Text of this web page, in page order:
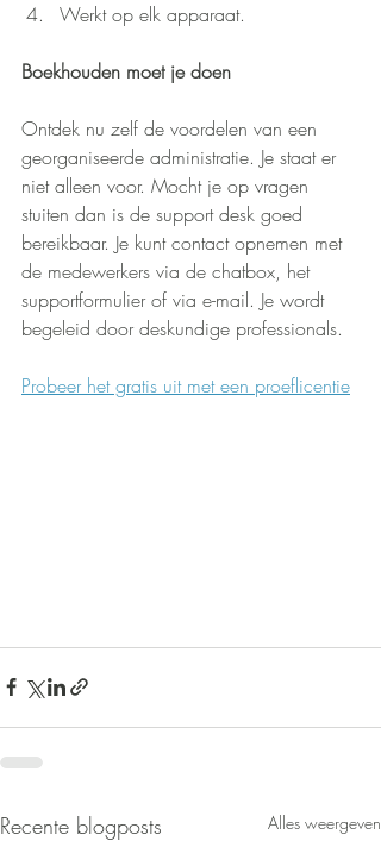
Werkt op elk apparaat.
Boekhouden moet je doen
Ontdek nu zelf de voordelen van een
georganiseerde administratie. Je staat er
niet alleen voor. Mocht je op vragen
stuiten dan is de support desk goed
bereikbaar. Je kunt contact opnemen met
de medewerkers via de chatbox, het
supportformulier of via e-mail. Je wordt
begeleid door deskundige professionals.
Probeer het gratis uit met een proeflicentie
Recente blogposts Alles weergeven